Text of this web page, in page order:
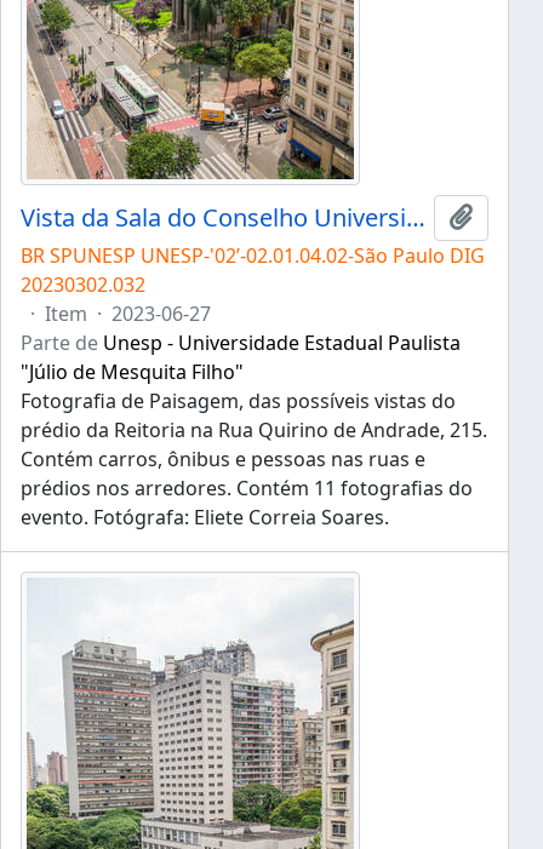
Vista da Sala do Conselho Universitário
BR SPUNESP UNESP-'02’-02.01.04.02-São Paulo DIG
20230302.032
· Item · 2023-06-27
Parte de Unesp - Universidade Estadual Paulista
"Júlio de Mesquita Filho"
Fotografia de Paisagem, das possíveis vistas do
prédio da Reitoria na Rua Quirino de Andrade, 215.
Contém carros, ônibus e pessoas nas ruas e
prédios nos arredores. Contém 11 fotografias do
evento. Fotógrafa: Eliete Correia Soares.